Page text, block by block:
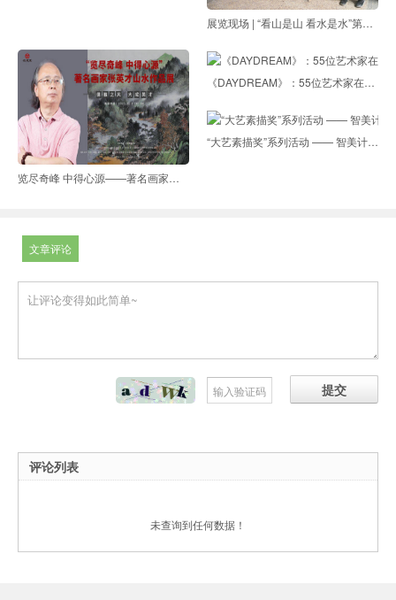
展览现场 | “看山是山 看水是水”第一届广西实验艺术双年展开展
览尽奇峰 中得心源——著名画家张英才山水作品展在世纪来美术馆开幕
《DAYDREAM》：55位艺术家在伦敦共绘梦境
“大艺素描奖”系列活动 —— 智美计划“一堂美术课”鳌头2022 艺术下乡 [回顾]
文章评论
提交
评论列表
未查询到任何数据！